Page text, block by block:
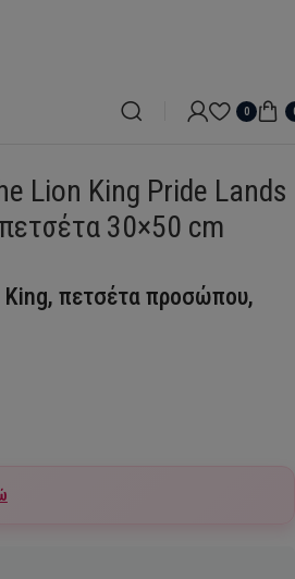
0
Lion King Pride Lands
30×50 cm
King, πετσέτα προσώπου,